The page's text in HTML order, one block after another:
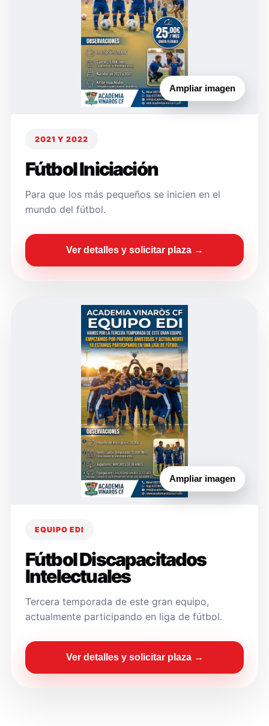
Ampliar imagen
2021 Y 2022
Fútbol Iniciación
Para que los más pequeños se inicien en el
mundo del fútbol.
Ver detalles y solicitar plaza →
Ampliar imagen
EQUIPO EDI
Fútbol Discapacitados
Intelectuales
Tercera temporada de este gran equipo,
actualmente participando en liga de fútbol.
Ver detalles y solicitar plaza →